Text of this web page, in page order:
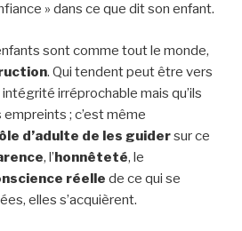
» dans ce que dit son enfant.
sont comme tout le monde,
. Qui tendent peut être vers
irréprochable mais qu’ils
empreints ; c’est même
d’adulte de les guidersur ce
, l’honnêteté, le
réelle de ce qui se
elles s’acquièrent.